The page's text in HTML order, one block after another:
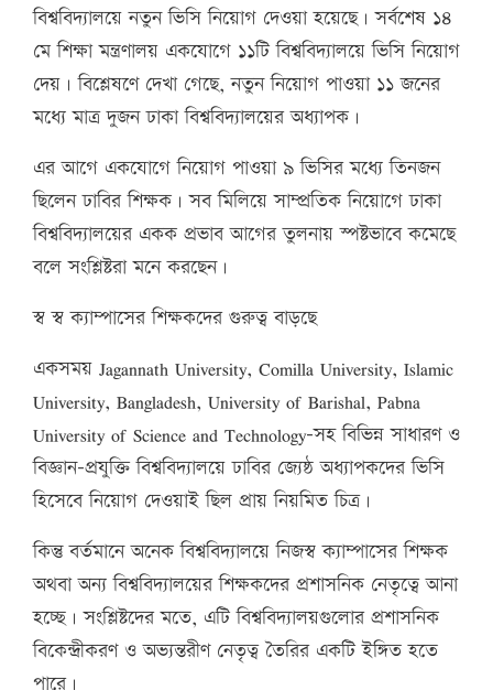
বিশ্ববিদ্যালয়ে নতুন ভিসি নিয়োগ দেওয়া হয়েছে। সর্বশেষ ১৪
মে শিক্ষা মন্ত্রণালয় একযোগে ১১টি বিশ্ববিদ্যালয়ে ভিসি নিয়োগ
দেয়। বিশ্লেষণে দেখা গেছে, নতুন নিয়োগ পাওয়া ১১ জনের
মধ্যে মাত্র দুজন ঢাকা বিশ্ববিদ্যালয়ের অধ্যাপক।
এর আগে একযোগে নিয়োগ পাওয়া ৯ ভিসির মধ্যে তিনজন
ছিলেন ঢাবির শিক্ষক। সব মিলিয়ে সাম্প্রতিক নিয়োগে ঢাকা
বিশ্ববিদ্যালয়ের একক প্রভাব আগের তুলনায় স্পষ্টভাবে কমেছে
বলে সংশ্লিষ্টরা মনে করছেন।
স্ব স্ব ক্যাম্পাসের শিক্ষকদের গুরুত্ব বাড়ছে
একসময় Jagannath University, Comilla University, Islamic
University, Bangladesh, University of Barishal, Pabna
University of Science and Technology–সহ বিভিন্ন সাধারণ ও
বিজ্ঞান-প্রযুক্তি বিশ্ববিদ্যালয়ে ঢাবির জ্যেষ্ঠ অধ্যাপকদের ভিসি
হিসেবে নিয়োগ দেওয়াই ছিল প্রায় নিয়মিত চিত্র।
কিন্তু বর্তমানে অনেক বিশ্ববিদ্যালয়ে নিজস্ব ক্যাম্পাসের শিক্ষক
অথবা অন্য বিশ্ববিদ্যালয়ের শিক্ষকদের প্রশাসনিক নেতৃত্বে আনা
হচ্ছে। সংশ্লিষ্টদের মতে, এটি বিশ্ববিদ্যালয়গুলোর প্রশাসনিক
বিকেন্দ্রীকরণ ও অভ্যন্তরীণ নেতৃত্ব তৈরির একটি ইঙ্গিত হতে
পারে।